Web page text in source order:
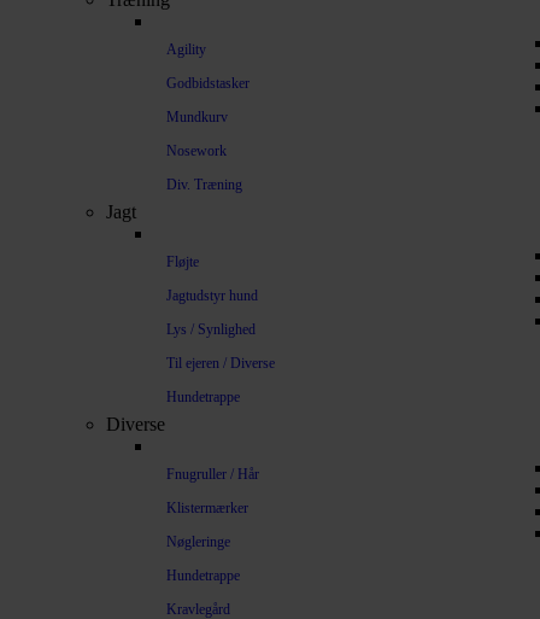
Agility
Godbidstasker
Mundkurv
Nosework
Div. Træning
Jagt
Fløjte
Jagtudstyr hund
Lys / Synlighed
Til ejeren / Diverse
Hundetrappe
Diverse
Fnugruller / Hår
Klistermærker
Nøgleringe
Hundetrappe
Kravlegård